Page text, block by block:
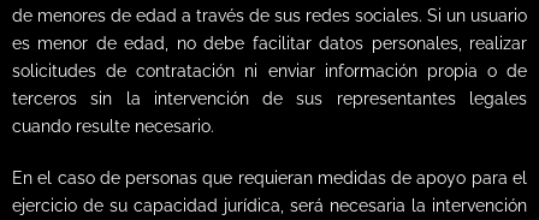
de menores de edad a través de sus redes sociales. Si un usuario
es menor de edad, no debe facilitar datos personales, realizar
solicitudes de contratación ni enviar información propia o de
terceros sin la intervención de sus representantes legales
cuando resulte necesario.
En el caso de personas que requieran medidas de apoyo para el
ejercicio de su capacidad jurídica, será necesaria la intervención